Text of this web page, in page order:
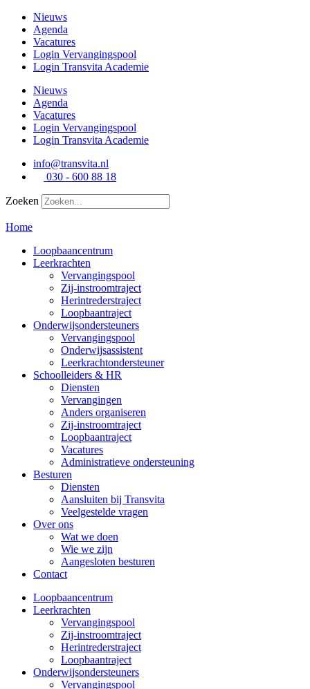
naar
inhoud
Nieuws
Agenda
Vacatures
Login Vervangingspool
Login Transvita Academie
Nieuws
Agenda
Vacatures
Login Vervangingspool
Login Transvita Academie
info@transvita.nl
030 - 600 88 18
Zoeken
Home
Loopbaancentrum
Leerkrachten
Vervangingspool
Zij-instroomtraject
Herintrederstraject
Loopbaantraject
Onderwijsondersteuners
Vervangingspool
Onderwijsassistent
Leerkrachtondersteuner
Schoolleiders & HR
Diensten
Vervangingen
Anders organiseren
Zij-instroomtraject
Loopbaantraject
Vacatures
Administratieve ondersteuning
Besturen
Diensten
Aansluiten bij Transvita
Veelgestelde vragen
Over ons
Wat we doen
Wie we zijn
Aangesloten besturen
Contact
Loopbaancentrum
Leerkrachten
Vervangingspool
Zij-instroomtraject
Herintrederstraject
Loopbaantraject
Onderwijsondersteuners
Vervangingspool